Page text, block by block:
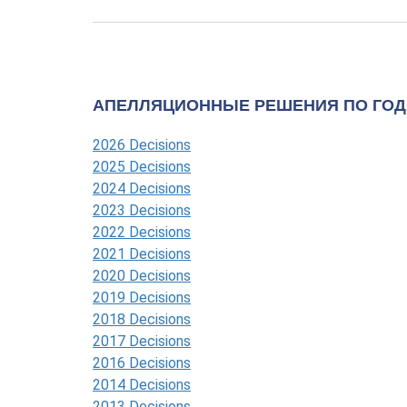
АПЕЛЛЯЦИОННЫЕ РЕШЕНИЯ ПО
2026 Decisions
2025 Decisions
2024 Decisions
2023 Decisions
2022 Decisions
2021 Decisions
2020 Decisions
2019 Decisions
2018 Decisions
2017 Decisions
2016 Decisions
2014 Decisions